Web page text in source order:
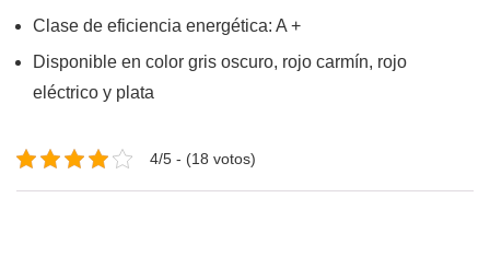
Clase de eficiencia energética: A +
Disponible en color gris oscuro, rojo carmín, rojo
eléctrico y plata
4/5 - (18 votos)